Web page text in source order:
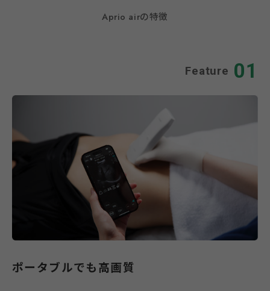
Aprio airの特徴
Feature 01
ポータブルでも高画質